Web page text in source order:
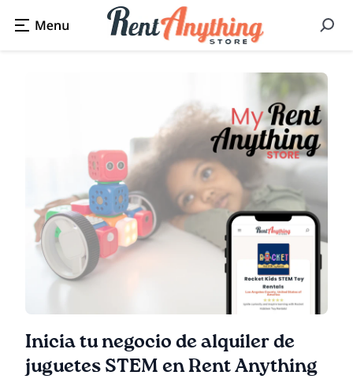
Inicia tu negocio de alquiler de
juguetes STEM en Rent Anything